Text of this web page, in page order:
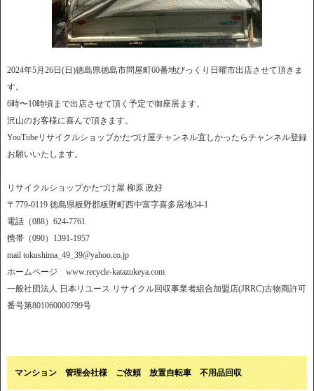
2024年5月26日(日)徳島県徳島市問屋町60番地びっくり日曜市出店させて頂きま
す。
6時〜10時頃まで出店させて頂く予定で御座居ます。
沢山のお客様に喜んで頂きます。
YouTubeリサイクルショップかたづけ屋チャンネル宜しかったらチャンネル登録
お願いいたします。
リサイクルショップかたづけ屋 柳原 政好
〒779-0119 徳島県板野郡板野町西中富字喜多居地34-1
電話（088）624-7761
携帯（090）1391-1957
mail tokushima_49_39@yahoo.co.jp
ホームページ www.recycle-katazukeya.com
一般社団法人 日本リユース リサイクル回収事業者組合加盟店(JRRC)古物商許可
番号第801060000799号
マンション 管理会社様 ご依頼 放置自転車 不用品回収